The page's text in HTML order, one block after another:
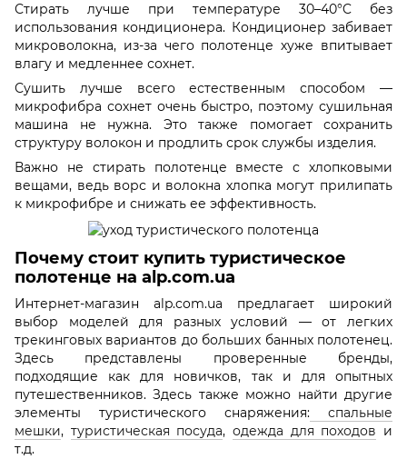
Стирать лучше при температуре 30–40°C без
использования кондиционера. Кондиционер забивает
микроволокна, из-за чего полотенце хуже впитывает
влагу и медленнее сохнет.
Сушить лучше всего естественным способом —
микрофибра сохнет очень быстро, поэтому сушильная
машина не нужна. Это также помогает сохранить
структуру волокон и продлить срок службы изделия.
Важно не стирать полотенце вместе с хлопковыми
вещами, ведь ворс и волокна хлопка могут прилипать
к микрофибре и снижать ее эффективность.
Почему стоит купить туристическое
полотенце на alp.com.ua
Интернет-магазин alp.com.ua предлагает широкий
выбор моделей для разных условий — от легких
трекинговых вариантов до больших банных полотенец.
Здесь представлены проверенные бренды,
подходящие как для новичков, так и для опытных
путешественников. Здесь также можно найти другие
элементы туристического снаряжения: спальные
мешки, туристическая посуда,одежда для походов и
т.д.